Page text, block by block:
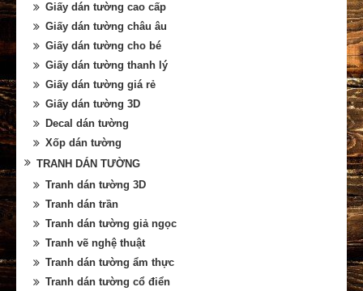
Giấy dán tường cao cấp
Giấy dán tường châu âu
Giấy dán tường cho bé
Giấy dán tường thanh lý
Giấy dán tường giá rẻ
Giấy dán tường 3D
Decal dán tường
Xốp dán tường
TRANH DÁN TƯỜNG
Tranh dán tường 3D
Tranh dán trần
Tranh dán tường giả ngọc
Tranh vẽ nghệ thuật
Tranh dán tường ẩm thực
Tranh dán tường cổ điển